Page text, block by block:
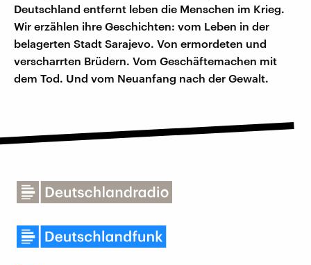
Deutschland entfernt leben die Menschen im Krieg.
Wir erzählen ihre Geschichten: vom Leben in der
belagerten Stadt Sarajevo. Von ermordeten und
verscharrten Brüdern. Vom Geschäftemachen mit
dem Tod. Und vom Neuanfang nach der Gewalt.